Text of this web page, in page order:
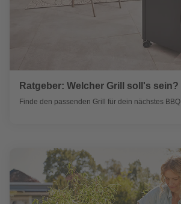
Ratgeber: Welcher Grill soll's sein?
Finde den passenden Grill für dein nächstes BBQ